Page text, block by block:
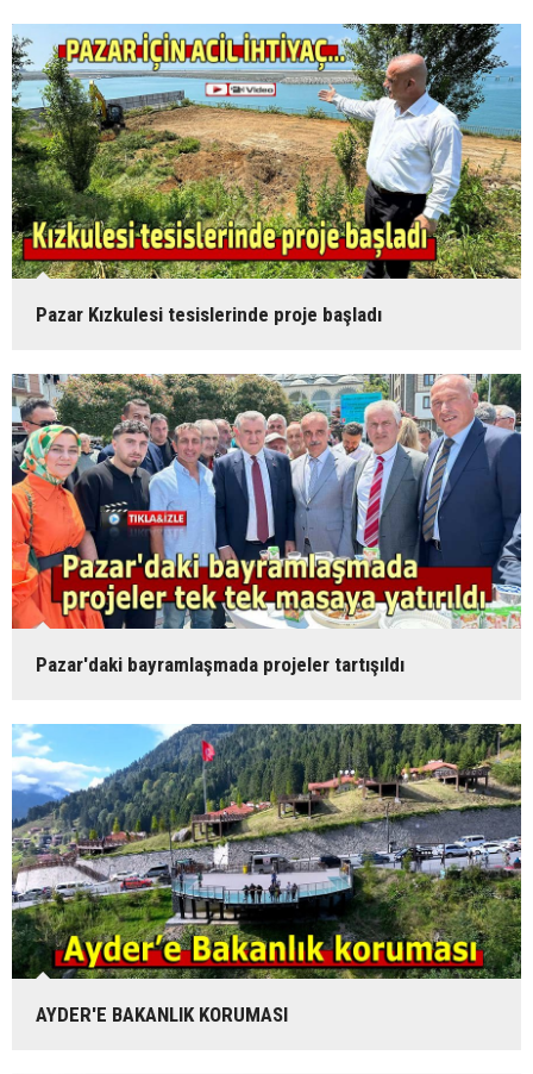
Pazar Kızkulesi tesislerinde proje başladı
Pazar'daki bayramlaşmada projeler tartışıldı
AYDER'E BAKANLIK KORUMASI